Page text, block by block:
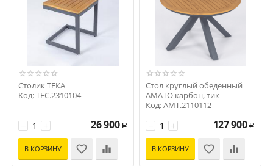
Столик TЕКА
Код: TEC.2310104
+
− 26 900 Р
В КОРЗИНУ
Стол круглый обеденный
AMATO карбон, тик
Код: AMT.2110112
+
− 127 900 Р
В КОРЗИНУ